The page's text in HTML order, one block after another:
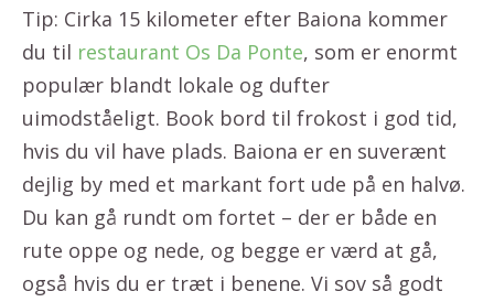
Tip: Cirka 15 kilometer efter Baiona kommer
du til restaurant Os Da Ponte, som er enormt
populær blandt lokale og dufter
uimodståeligt. Book bord til frokost i god tid,
hvis du vil have plads. Baiona er en suverænt
dejlig by med et markant fort ude på en halvø.
Du kan gå rundt om fortet – der er både en
rute oppe og nede, og begge er værd at gå,
også hvis du er træt i benene. Vi sov så godt